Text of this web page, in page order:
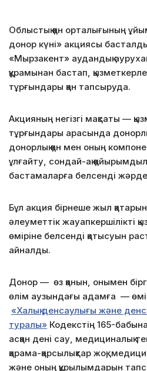
Облыстық қан орталығының
донор күні» акциясы
«Мырзакент» аудандық
құрамынан бастап,
тұрғындары қан тапсыруда.
Акцияның негізгі мақсаты —
тұрғындары арасында
донорлық қан мен оның
ұлғайту, сондай-ақ
бастамаларға белсенді
Бұл акция бірнеше жыл
әлеуметтік жауапкершілікті
өміріне белсенді қатысуын
айналды.
Донор — өз қанын, онымен
өлім аузындағы адамға —
«Халық денсаулығы және
туралы» Кодекстің 165-
асқан дені сау, медициналық
қарама-қарсылықтар жоқ,
және оның құрылымдарын